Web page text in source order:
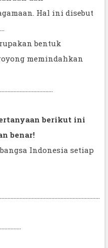
Hal ini disebut
bentuk
memindahkan
berikut ini
benar!
Indonesia setiap